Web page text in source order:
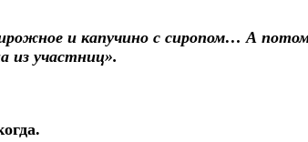
и капучино с сиропом… А
из участниц».